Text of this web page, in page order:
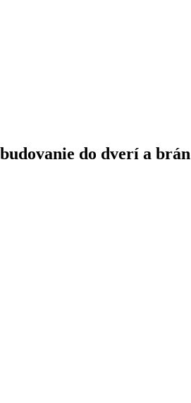
do dverí a brán